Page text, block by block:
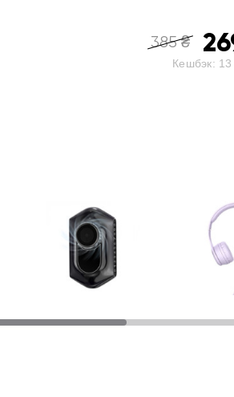
385₴
Кешбэк: 13